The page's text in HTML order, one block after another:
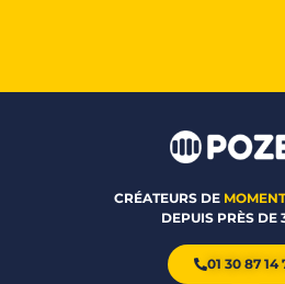
CRÉATEURS DE
DEPUIS PRÈS DE
01 30 87 14